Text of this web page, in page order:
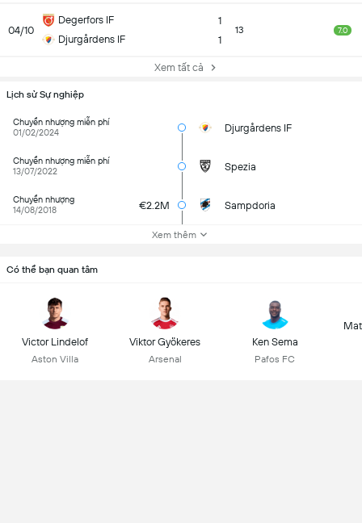
04/10
Degerfors IF
Djurgårdens IF
1
1
13 7.0
Xem tất cả
Lịch sử Sự nghiệp
Chuyển nhượng miễn phí
01/02/2024
Djurgårdens IF
Chuyển nhượng miễn phí
13/07/2022
Spezia
Chuyển nhượng
14/08/2018
€2.2M Sampdoria
Xem thêm
Có thể bạn quan tâm
Victor Lindelof
Aston Villa
Viktor Gyökeres
Arsenal
Ken Sema
Pafos FC